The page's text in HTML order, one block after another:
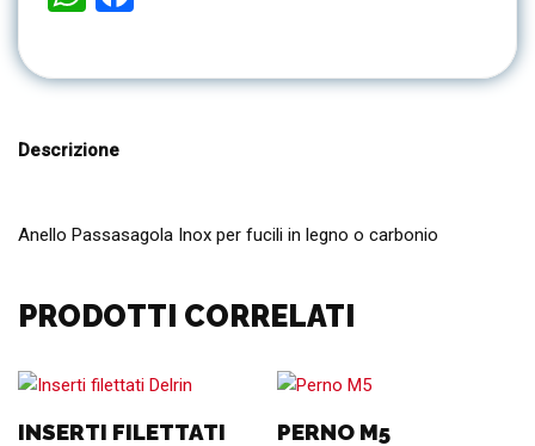
Descrizione
Anello Passasagola Inox per fucili in legno o carbonio
PRODOTTI CORRELATI
INSERTI FILETTATI
PERNO M5